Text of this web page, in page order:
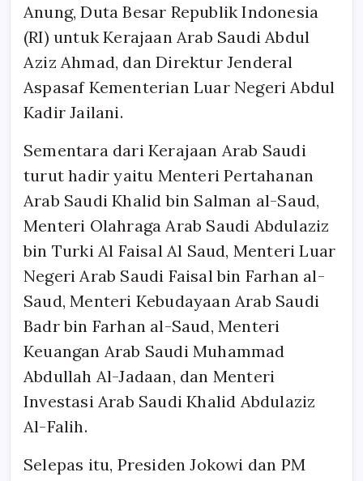
Anung, Duta Besar Republik Indonesia
(RI) untuk Kerajaan Arab Saudi Abdul
Aziz Ahmad, dan Direktur Jenderal
Aspasaf Kementerian Luar Negeri Abdul
Kadir Jailani.
Sementara dari Kerajaan Arab Saudi
turut hadir yaitu Menteri Pertahanan
Arab Saudi Khalid bin Salman al-Saud,
Menteri Olahraga Arab Saudi Abdulaziz
bin Turki Al Faisal Al Saud, Menteri Luar
Negeri Arab Saudi Faisal bin Farhan al-
Saud, Menteri Kebudayaan Arab Saudi
Badr bin Farhan al-Saud, Menteri
Keuangan Arab Saudi Muhammad
Abdullah Al-Jadaan, dan Menteri
Investasi Arab Saudi Khalid Abdulaziz
Al-Falih.
Selepas itu, Presiden Jokowi dan PM